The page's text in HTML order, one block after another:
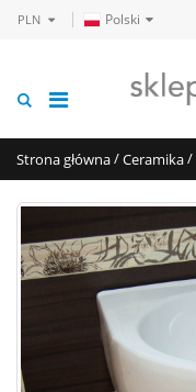
PLN Polski
Strona główna/Ceramika/